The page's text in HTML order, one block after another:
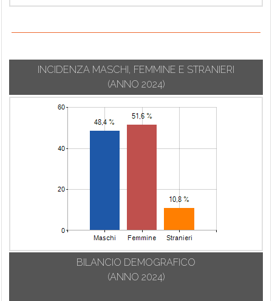
INCIDENZA MASCHI, FEMMINE E STRANIERI
(ANNO 2024)
BILANCIO DEMOGRAFICO
(ANNO 2024)